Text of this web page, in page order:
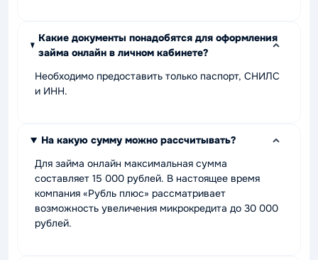
Какие документы понадобятся для оформления
займа онлайн в личном кабинете?
Необходимо предоставить только паспорт, СНИЛС
и ИНН.
На какую сумму можно рассчитывать?
Для займа онлайн максимальная сумма
составляет 15 000 рублей. В настоящее время
компания «Рубль плюс» рассматривает
возможность увеличения микрокредита до 30 000
рублей.